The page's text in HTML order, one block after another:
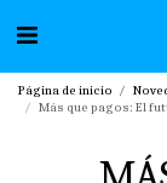
Página de inicio
Más que pagos: El